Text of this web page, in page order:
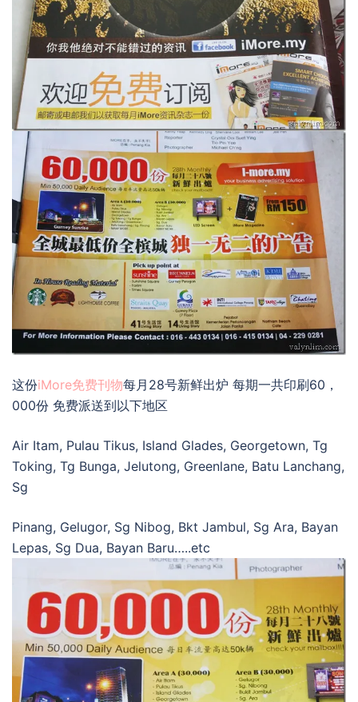
这份iMore免费刊物每月28号新鲜出炉 每期一共印刷60，
000份 免费派送到以下地区
Air Itam, Pulau Tikus, Island Glades, Georgetown, Tg
Toking, Tg Bunga, Jelutong, Greenlane, Batu Lanchang,
Sg
Pinang, Gelugor, Sg Nibog, Bkt Jambul, Sg Ara, Bayan
Lepas, Sg Dua, Bayan Baru…..etc